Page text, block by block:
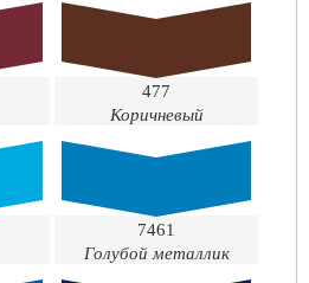
477
Коричневый
7461
Голубой металлик